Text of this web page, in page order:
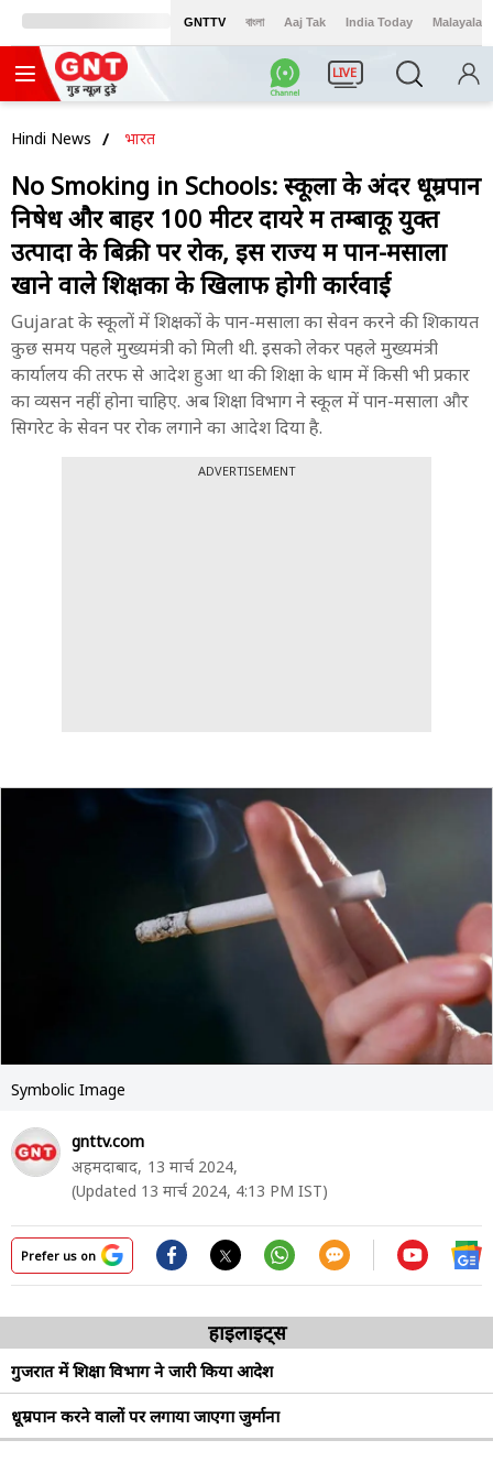
GNTTV বাংলা Aaj Tak India Today Malayalam
LIVE
Hindi News भारत
No Smoking in Schools: स्कूलों के अंदर धूम्रपान
निषेध और बाहर 100 मीटर दायरे में तम्बाकू युक्त
उत्पादों के बिक्री पर रोक, इस राज्य में पान-मसाला
खाने वाले शिक्षकों के खिलाफ होगी कार्रवाई
Gujarat के स्कूलों में शिक्षकों के पान-मसाला का सेवन करने की शिकायत
कुछ समय पहले मुख्यमंत्री को मिली थी. इसको लेकर पहले मुख्यमंत्री
कार्यालय की तरफ से आदेश हुआ था की शिक्षा के धाम में किसी भी प्रकार
का व्यसन नहीं होना चाहिए. अब शिक्षा विभाग ने स्कूल में पान-मसाला और
सिगरेट के सेवन पर रोक लगाने का आदेश दिया है.
ADVERTISEMENT
Symbolic Image
gnttv.com
अहमदाबाद, 13 मार्च 2024,
(Updated 13 मार्च 2024, 4:13 PM IST)
Prefer us on
हाइलाइट्स
गुजरात में शिक्षा विभाग ने जारी किया आदेश
धूम्रपान करने वालों पर लगाया जाएगा जुर्माना